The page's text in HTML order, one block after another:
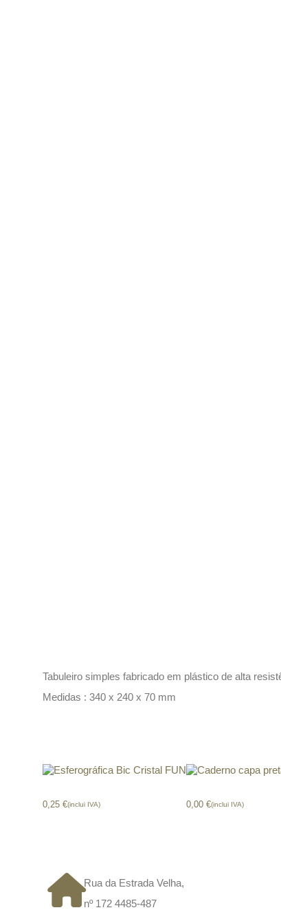
Tabuleiro simples fabricado em plástico de alta
Medidas : 340 x 240 x 70 mm
0,25 €(inclui IVA) 0,00 €(inclui IVA)
Rua da Estrada Velha,
nº 172 4485-487